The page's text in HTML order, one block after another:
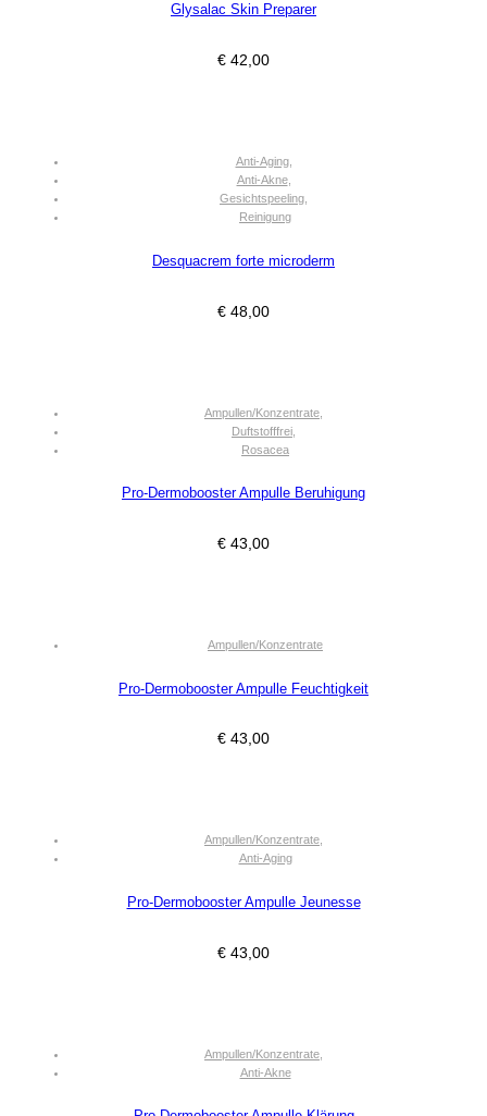
Glysalac Skin Preparer
€ 42,00
Anti-Aging,
Anti-Akne,
Gesichtspeeling
Reinigung
Desquacrem forte microderm
€ 48,00
Ampullen/Konzentrate
Duftstofffrei
Rosacea
Pro-Dermobooster Ampulle Beruhigung
€ 43,00
Ampullen/Konzentrate
Pro-Dermobooster Ampulle Feuchtigkeit
€ 43,00
Ampullen/Konzentrate
Anti-Aging
Pro-Dermobooster Ampulle Jeunesse
€ 43,00
Ampullen/Konzentrate
Anti-Akne